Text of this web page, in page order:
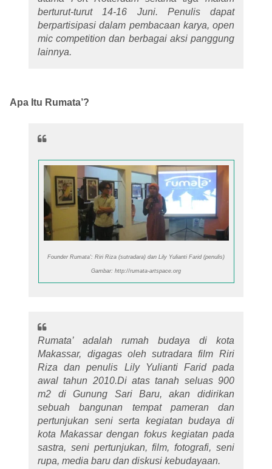
berturut-turut 14-16 Juni. Penulis dapat
berpartisipasi dalam pembacaan karya, open
mic competition dan berbagai aksi panggung
lainnya.
Apa Itu Rumata’?
Founder Rumata': Riri Riza (sutradara) dan Lily Yulianti Farid (penulis)
Gambar: http://rumata-artspace.org
Rumata’ adalah rumah budaya di kota
Makassar, digagas oleh sutradara film Riri
Riza dan penulis Lily Yulianti Farid pada
awal tahun 2010.Di atas tanah seluas 900
m2 di Gunung Sari Baru, akan didirikan
sebuah bangunan tempat pameran dan
pertunjukan seni serta kegiatan budaya di
kota Makassar dengan fokus kegiatan pada
sastra, seni pertunjukan, film, fotografi, seni
rupa, media baru dan diskusi kebudayaan.